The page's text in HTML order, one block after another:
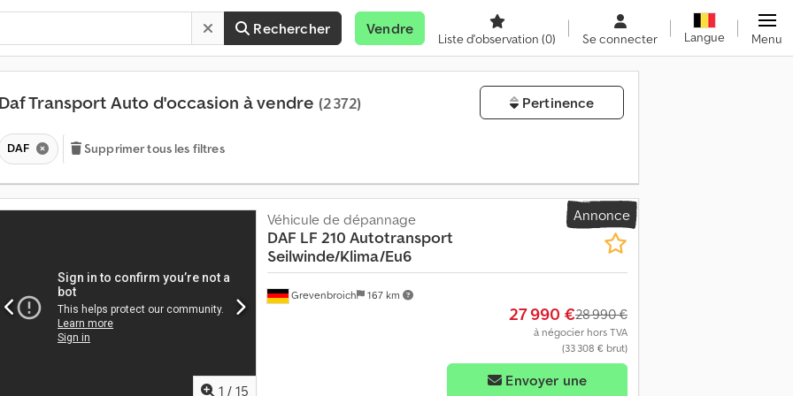
Rechercher Vendre
Liste d'observation (0) Se connecter Langue Menu
Daf Transport Auto d'occasion à vendre (2 372) Pertinence
DAF Supprimer tous les filtres
Annonce
1 / 15
Grevenbroich 167 km
Véhicule de dépannage
DAF LF 210 Autotransport
Seilwinde/Klima/Eu6
27 990 €28 990 €
à négocier hors TVA
(33 308 € brut)